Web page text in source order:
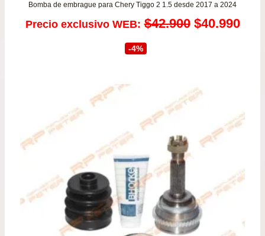
Bomba de embrague para Chery Tiggo 2 1.5 desde 2017 a 2024
Precio exclusivo WEB: $42.900 El
era:
$42.900.
$40.990El
-4%